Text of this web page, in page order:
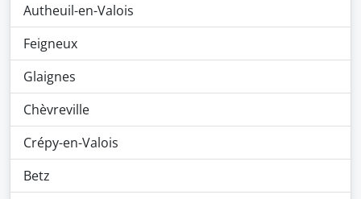
Autheuil-en-Valois
Feigneux
Glaignes
Chèvreville
Crépy-en-Valois
Betz